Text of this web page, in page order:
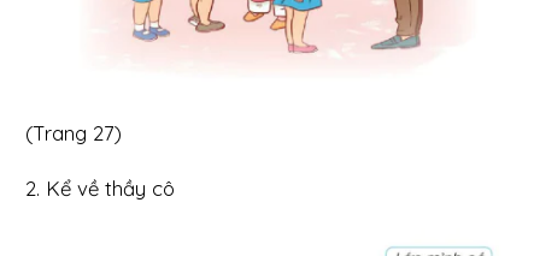
(Trang 27)
2. Kể về thầy cô